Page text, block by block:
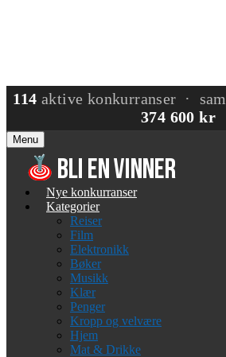
114 aktive konkurranser ·
374 600 kr
Menu
Nye konkurranser
Kategorier
Reiser
Film
Elektronikk
Bøker
Musikk
Klær
Penger
Kropp og velvære
Hjem
Mat & Drikke